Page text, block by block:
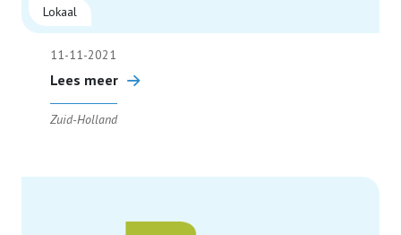
Lokaal
11-11-2021
Lees meer
Zuid-Holland